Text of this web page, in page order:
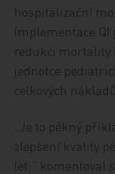
hospitalizační
Implementace
redukci mortality
jednotce
celkových
„Je to pěkný
zlepšení kvality
let,“ komentoval